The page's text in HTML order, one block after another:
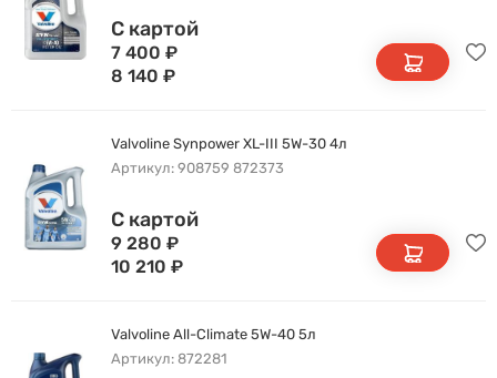
С картой
7 400 ₽
8 140 ₽
Valvoline Synpower XL-III 5W-30 4л
Артикул: 908759 872373
С картой
9 280 ₽
10 210 ₽
Valvoline All-Climate 5W-40 5л
Артикул: 872281